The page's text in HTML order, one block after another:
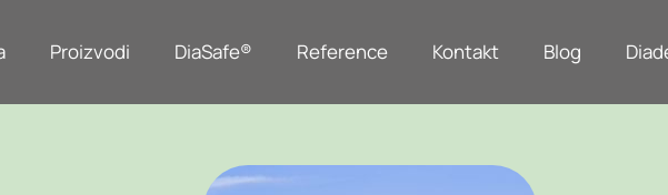
Proizvodi DiaSafe® Reference Kontakt Blog